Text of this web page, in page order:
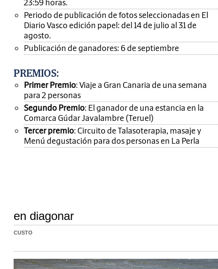
23:59 horas.
Periodo de publicación de fotos seleccionadas en El
Diario Vasco edición papel: del 14 de julio al 31 de
agosto.
Publicación de ganadores: 6 de septiembre
PREMIOS:
Primer Premio: Viaje a Gran Canaria de una semana
para 2 personas
Segundo Premio: El ganador de una estancia en la
Comarca Gúdar Javalambre (Teruel)
Tercer premio: Circuito de Talasoterapia, masaje y
Menú degustación para dos personas en La Perla
en diagonar
CUSTO